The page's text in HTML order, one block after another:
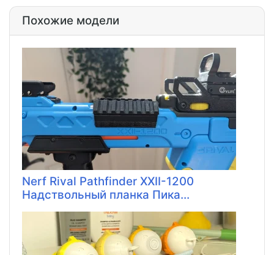
Похожие модели
Nerf Rival Pathfinder XXII-1200
Надствольный планка Пика...